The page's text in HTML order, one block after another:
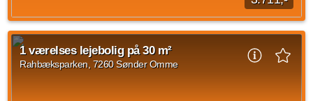
Noget om afdelingen Afdelingens boliger er rækkehuse med
egen have centralt beliggende. Der er mulighed for leje af
værelse til overnattende gæster...
Kilde: FællesBo
1 værelses lejebolig på 30 m²
Rahbæksparken, 7260 Sønder Omme